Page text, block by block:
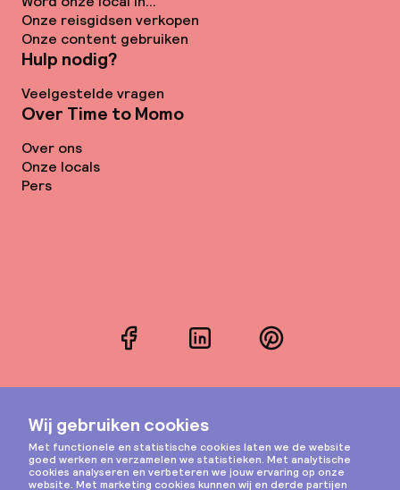
Onze reisgidsen verkopen
Onze content gebruiken
Hulp nodig?
Veelgestelde vragen
Over Time to Momo
Over ons
Onze locals
Pers
FacebookLinkedInPinterest
Instagram